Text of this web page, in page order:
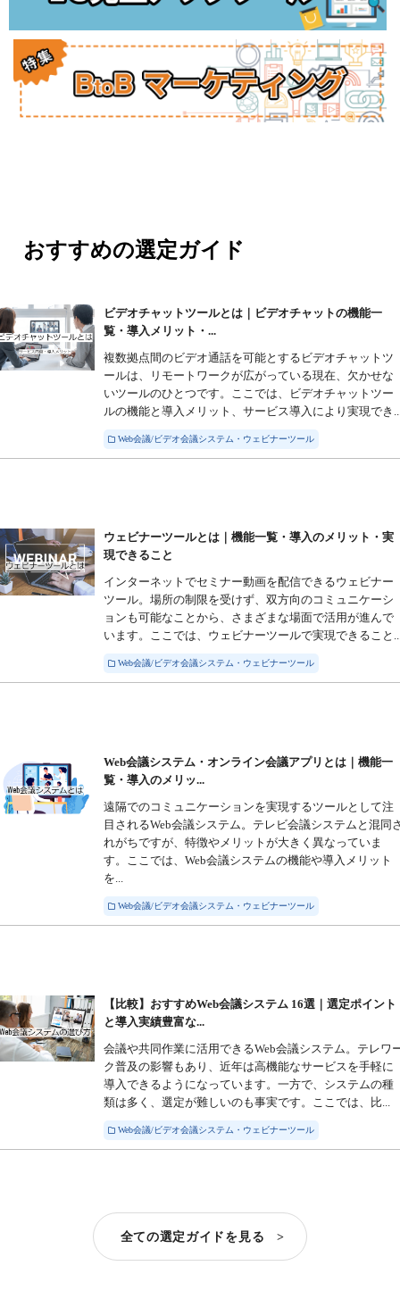
おすすめの選定ガイド
ビデオチャットツールとは｜ビデオチャットの機能一
覧・導入メリット・...
複数拠点間のビデオ通話を可能とするビデオチャットツ
ールは、リモートワークが広がっている現在、欠かせな
いツールのひとつです。ここでは、ビデオチャットツー
ルの機能と導入メリット、サービス導入により実現でき
Web会議/ビデオ会議システム・ウェビナーツール
ウェビナーツールとは｜機能一覧・導入のメリット・実
現できること
インターネットでセミナー動画を配信できるウェビナー
ツール。場所の制限を受けず、双方向のコミュニケーシ
ョンも可能なことから、さまざまな場面で活用が進んで
います。ここでは、ウェビナーツールで実現できること
Web会議/ビデオ会議システム・ウェビナーツール
Web会議システム・オンライン会議アプリとは｜機能一
覧・導入のメリッ...
遠隔でのコミュニケーションを実現するツールとして注
目されるWeb会議システム。テレビ会議システムと混同
れがちですが、特徴やメリットが大きく異なっていま
す。ここでは、Web会議システムの機能や導入メリット
を...
Web会議/ビデオ会議システム・ウェビナーツール
【比較】おすすめWeb会議システム 16選｜選定ポイント
と導入実績豊富な...
会議や共同作業に活用できるWeb会議システム。テレワ
ク普及の影響もあり、近年は高機能なサービスを手軽に
導入できるようになっています。一方で、システムの種
類は多く、選定が難しいのも事実です。ここでは、比...
Web会議/ビデオ会議システム・ウェビナーツール
全ての選定ガイドを見る >